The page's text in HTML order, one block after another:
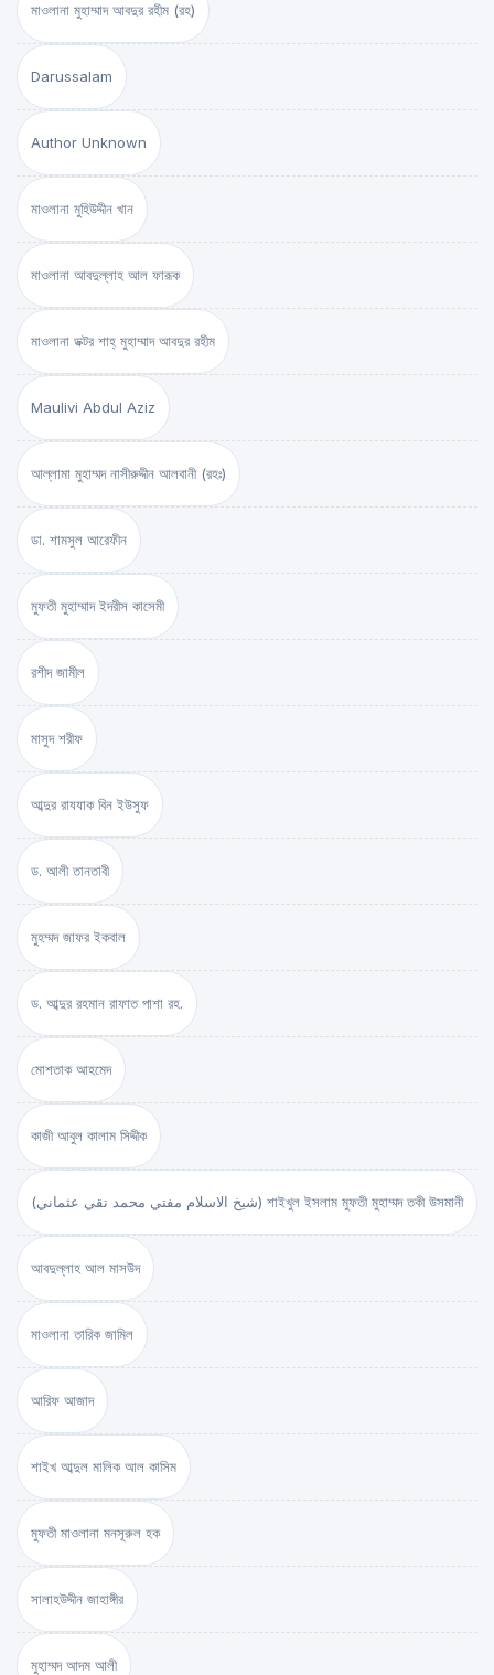
মাওলানা মুহাম্মাদ আবদুর রহীম (রহ)
Darussalam
Author Unknown
মাওলানা মুহিউদ্দীন খান
মাওলানা আবদুল্লাহ আল ফারূক
মাওলানা ডক্টর শাহ্‌ মুহাম্মাদ আবদুর রহীম
Maulivi Abdul Aziz
আল্লামা মুহাম্মদ নাসীরুদ্দীন আলবানী (রহঃ)
ডা. শামসুল আরেফীন
মুফতী মুহাম্মাদ ইদরীস কাসেমী
রশীদ জামীল
মাসুদ শরীফ
আব্দুর রাযযাক বিন ইউসুফ
ড. আলী তানতাবী
মুহম্মদ জাফর ইকবাল
ড. আব্দুর রহমান রাফাত পাশা রহ.
মোশতাক আহমেদ
কাজী আবুল কালাম সিদ্দীক
(شيخ الاسلام مفتي محمد تقي عثماني) শাইখুল ইসলাম মুফতী মুহাম্মদ তকী উসমানী
আবদুল্লাহ আল মাসউদ
মাওলানা তারিক জামিল
আরিফ আজাদ
শাইখ আব্দুল মালিক আল কাসিম
মুফতী মাওলানা মনসূরুল হক
সালাহউদ্দীন জাহাঙ্গীর
মুহাম্মদ আদম আলী